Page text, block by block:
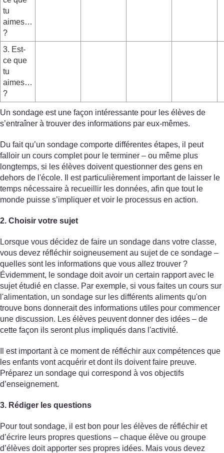
tu
aimes…
?
3. Est-
ce que
tu
aimes…
?
Un sondage est une façon intéressante pour les élèves de
s’entraîner à trouver des informations par eux-mêmes.
Du fait qu’un sondage comporte différentes étapes, il peut
falloir un cours complet pour le terminer – ou même plus
longtemps, si les élèves doivent questionner des gens en
dehors de l'école. Il est particulièrement important de laisser le
temps nécessaire à recueillir les données, afin que tout le
monde puisse s’impliquer et voir le processus en action.
2. Choisir votre sujet
Lorsque vous décidez de faire un sondage dans votre classe,
vous devez réfléchir soigneusement au sujet de ce sondage –
quelles sont les informations que vous allez trouver ?
Évidemment, le sondage doit avoir un certain rapport avec le
sujet étudié en classe. Par exemple, si vous faites un cours sur
l'alimentation, un sondage sur les différents aliments qu'on
trouve bons donnerait des informations utiles pour commencer
une discussion. Les élèves peuvent donner des idées – de
cette façon ils seront plus impliqués dans l'activité.
Il est important à ce moment de réfléchir aux compétences que
les enfants vont acquérir et dont ils doivent faire preuve.
Préparez un sondage qui correspond à vos objectifs
d’enseignement.
3. Rédiger les questions
Pour tout sondage, il est bon pour les élèves de réfléchir et
d’écrire leurs propres questions – chaque élève ou groupe
d’élèves doit apporter ses propres idées. Mais vous devez